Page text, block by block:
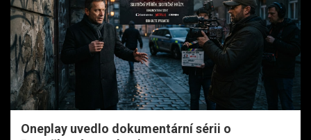
Oneplay uvedlo dokumentární sérii o